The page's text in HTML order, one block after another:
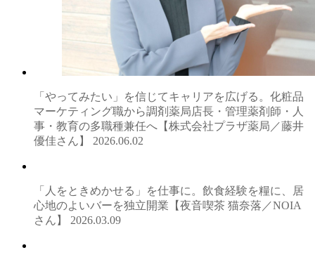
「やってみたい」を信じてキャリアを広げる。化粧品
マーケティング職から調剤薬局店長・管理薬剤師・人
事・教育の多職種兼任へ【株式会社プラザ薬局／藤井
優佳さん】 2026.06.02
「人をときめかせる」を仕事に。飲食経験を糧に、居
心地のよいバーを独立開業【夜音喫茶 猫奈落／NOIA
さん】 2026.03.09